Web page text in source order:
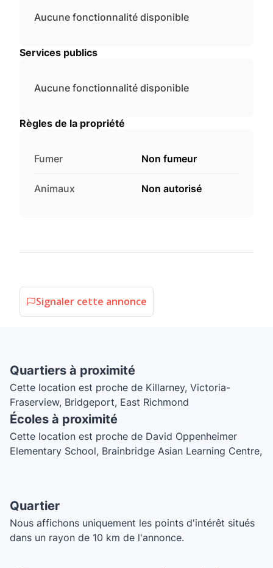
Aucune fonctionnalité disponible
Services publics
Aucune fonctionnalité disponible
Règles de la propriété
Fumer Non fumeur
Animaux Non autorisé
Signaler cette annonce
Quartiers à proximité
Cette location est proche de Killarney, Victoria-
Fraserview, Bridgeport, East Richmond
Écoles à proximité
Cette location est proche de David Oppenheimer
Elementary School, Brainbridge Asian Learning Centre,
Quartier
Nous affichons uniquement les points d'intérêt situés
dans un rayon de 10 km de l'annonce.